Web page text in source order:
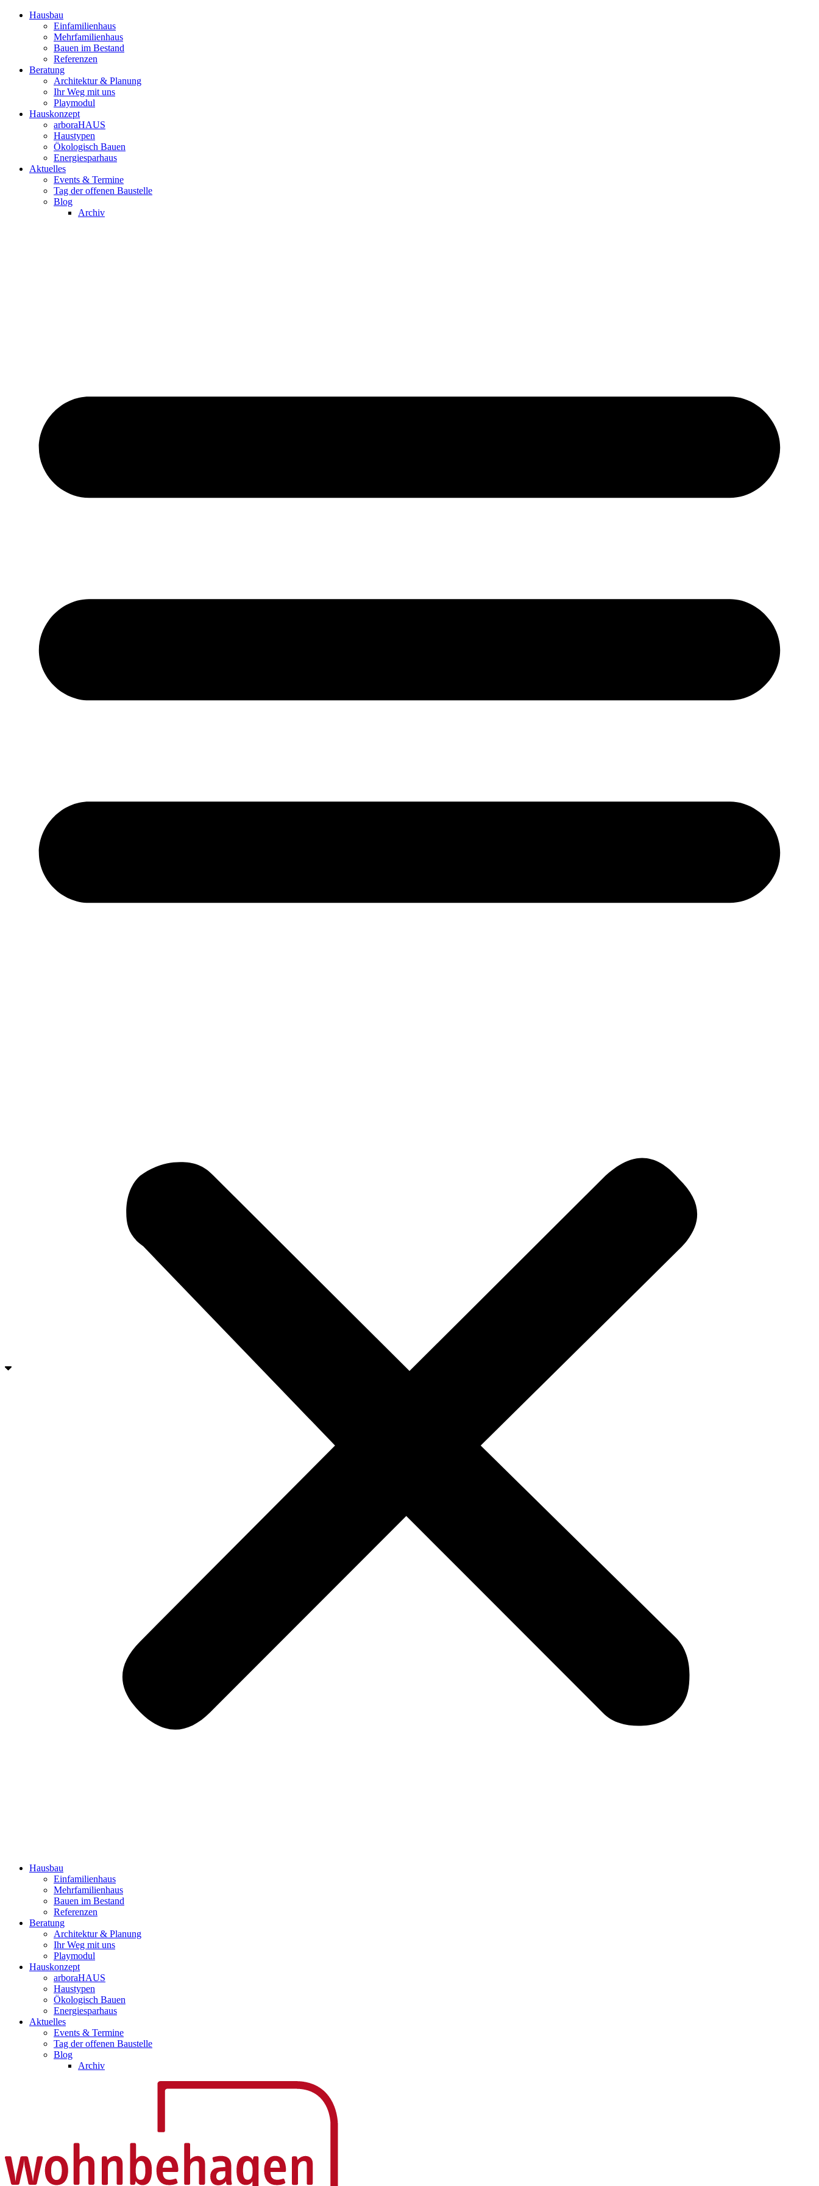
Hausbau
Einfamilienhaus
Mehrfamilienhaus
Bauen im Bestand
Referenzen
Beratung
Architektur & Planung
Ihr Weg mit uns
Playmodul
Hauskonzept
arboraHAUS
Haustypen
Ökologisch Bauen
Energiesparhaus
Aktuelles
Events & Termine
Tag der offenen Baustelle
Blog
Archiv
Hausbau
Einfamilienhaus
Mehrfamilienhaus
Bauen im Bestand
Referenzen
Beratung
Architektur & Planung
Ihr Weg mit uns
Playmodul
Hauskonzept
arboraHAUS
Haustypen
Ökologisch Bauen
Energiesparhaus
Aktuelles
Events & Termine
Tag der offenen Baustelle
Blog
Archiv